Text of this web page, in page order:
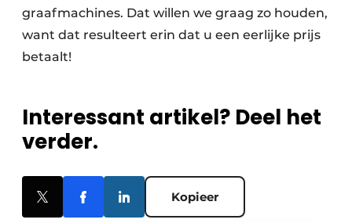
graafmachines. Dat willen we graag zo houden,
want dat resulteert erin dat u een eerlijke prijs
betaalt!
Interessant artikel? Deel het
verder.
Kopieer